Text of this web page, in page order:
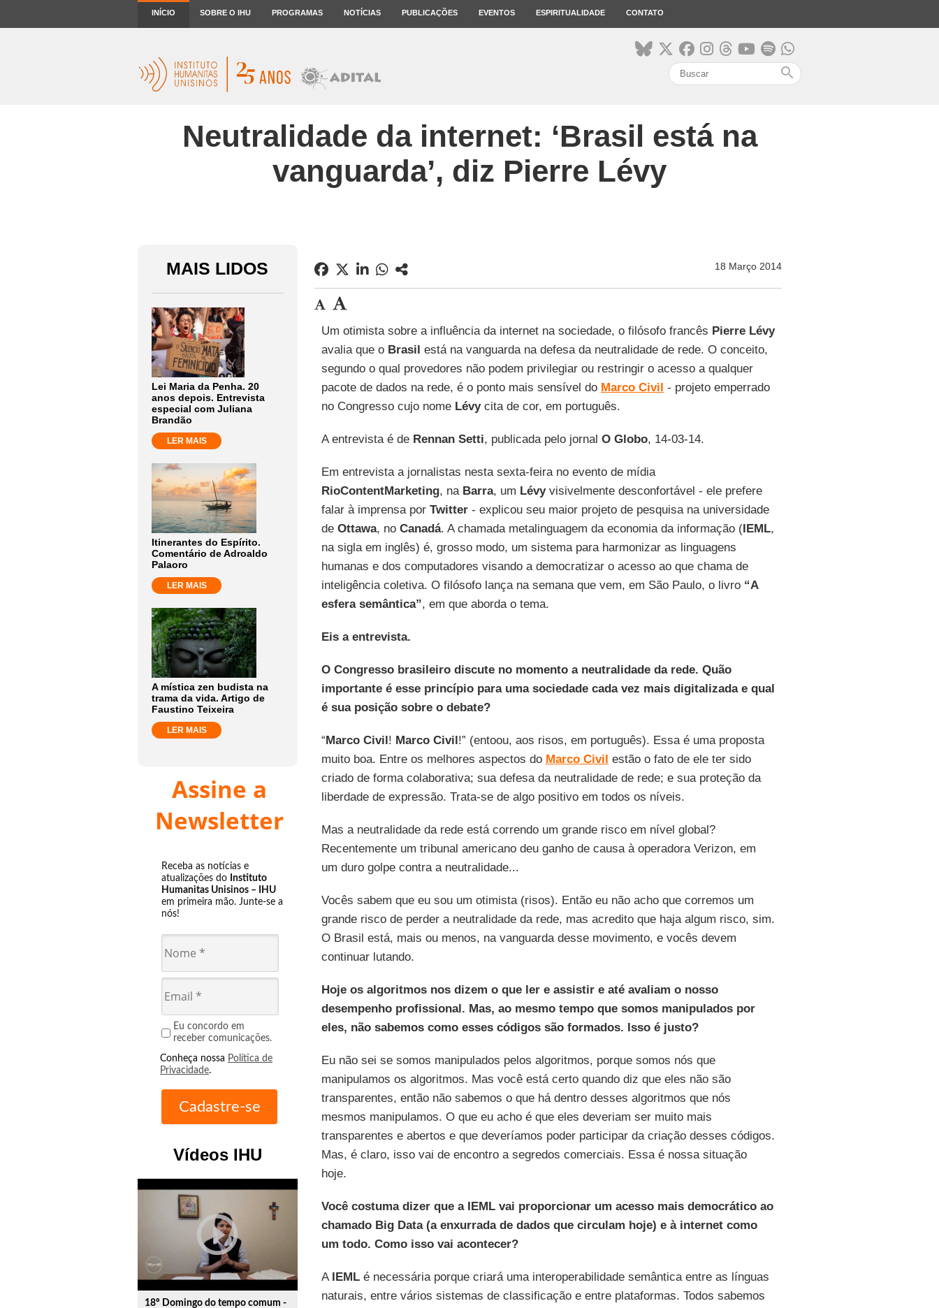
INÍCIO SOBRE O IHU PROGRAMAS NOTÍCIAS PUBLICAÇÕES EVENTOS ESPIRITUALIDADE CONTATO
search
Neutralidade da internet: ‘Brasil está na
vanguarda’, diz Pierre Lévy
MAIS LIDOS
Lei Maria da Penha. 20
anos depois. Entrevista
especial com Juliana
Brandão
LER MAIS
Itinerantes do Espírito.
Comentário de Adroaldo
Palaoro
LER MAIS
A mística zen budista na
trama da vida. Artigo de
Faustino Teixeira
LER MAIS
Assine a
Newsletter
Receba as notícias e
atualizações do Instituto
Humanitas Unisinos – IHU
em primeira mão. Junte-se a
nós!
Eu concordo em
receber comunicações.
Conheça nossa Política de
Privacidade.
Vídeos IHU
play_circle_outline
18º Domingo do tempo comum -
18 Março 2014
Um otimista sobre a influência da internet na sociedade, o filósofo francês Pierre Lévy
avalia que oBrasil está na vanguarda na defesa da neutralidade de rede. O conceito,
segundo o qual provedores não podem privilegiar ou restringir o acesso a qualquer
pacote de dados na rede, é o ponto mais sensível do Marco Civil - projeto emperrado
no Congresso cujo nome Lévycita de cor, em português.
A entrevista é de Rennan Setti, publicada pelo jornal O Globo, 14-03-14.
Em entrevista a jornalistas nesta sexta-feira no evento de mídia
RioContentMarketing, na Barra, um Lévyvisivelmente desconfortável - ele prefere
falar à imprensa por Twitter- explicou seu maior projeto de pesquisa na universidade
de Ottawa, no Canadá. A chamada metalinguagem da economia da informação (IEML,
na sigla em inglês) é, grosso modo, um sistema para harmonizar as linguagens
humanas e dos computadores visando a democratizar o acesso ao que chama de
inteligência coletiva. O filósofo lança na semana que vem, em São Paulo, o livro “A
esfera semântica”, em que aborda o tema.
Eis a entrevista.
O Congresso brasileiro discute no momento a neutralidade da rede. Quão
importante é esse princípio para uma sociedade cada vez mais digitalizada e qual
é sua posição sobre o debate?
“Marco Civil! Marco Civil!” (entoou, aos risos, em português). Essa é uma proposta
muito boa. Entre os melhores aspectos do Marco Civil estão o fato de ele ter sido
criado de forma colaborativa; sua defesa da neutralidade de rede; e sua proteção da
liberdade de expressão. Trata-se de algo positivo em todos os níveis.
Mas a neutralidade da rede está correndo um grande risco em nível global?
Recentemente um tribunal americano deu ganho de causa à operadora Verizon, em
um duro golpe contra a neutralidade...
Vocês sabem que eu sou um otimista (risos). Então eu não acho que corremos um
grande risco de perder a neutralidade da rede, mas acredito que haja algum risco, sim.
O Brasil está, mais ou menos, na vanguarda desse movimento, e vocês devem
continuar lutando.
Hoje os algoritmos nos dizem o que ler e assistir e até avaliam o nosso
desempenho profissional. Mas, ao mesmo tempo que somos manipulados por
eles, não sabemos como esses códigos são formados. Isso é justo?
Eu não sei se somos manipulados pelos algoritmos, porque somos nós que
manipulamos os algoritmos. Mas você está certo quando diz que eles não são
transparentes, então não sabemos o que há dentro desses algoritmos que nós
mesmos manipulamos. O que eu acho é que eles deveriam ser muito mais
transparentes e abertos e que deveríamos poder participar da criação desses códigos.
Mas, é claro, isso vai de encontro a segredos comerciais. Essa é nossa situação
hoje.
Você costuma dizer que a IEML vai proporcionar um acesso mais democrático ao
chamado Big Data (a enxurrada de dados que circulam hoje) e à internet como
um todo. Como isso vai acontecer?
A IEMLé necessária porque criará uma interoperabilidade semântica entre as línguas
naturais, entre vários sistemas de classificação e entre plataformas. Todos sabemos